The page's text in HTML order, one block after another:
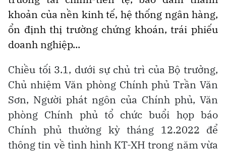
khoản của nền kinh tế, hệ thống ngân hàng,
ổn định thị trường chứng khoán, trái phiếu
doanh nghiệp...
Chiều tối 3.1, dưới sự chủ trì của Bộ trưởng,
Chủ nhiệm Văn phòng Chính phủ Trần Văn
Sơn, Người phát ngôn của Chính phủ, Văn
phòng Chính phủ tổ chức buổi họp báo
Chính phủ thường kỳ tháng 12.2022 để
thông tin về tình hình KT-XH trong năm vừa